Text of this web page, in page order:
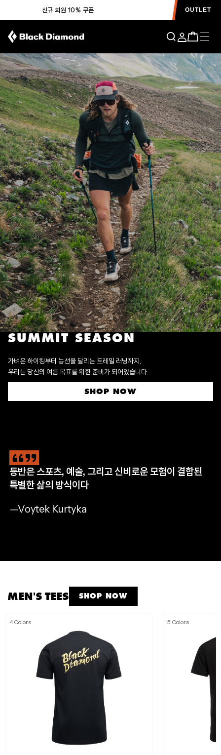
신규 회원 10% 쿠폰 OUTLET
SUMMIT SEASON
가벼운 하이킹부터 능선을 달리는 트레일 러닝까지,
우리는 당신의 여름 목표를 위한 준비가 되어있습니다.
SHOP NOW
등반은 스포츠, 예술, 그리고 신비로운 모험이 결합된
특별한 삶의 방식이다
—Voytek Kurtyka
CLIMB
완등을 위한 필수 장비
SHOP NOW
HIKE
자연으로 나아갈 완벽한 준비
SHOP NOW
RUN
멈추지 않는 산악 트레일 러닝
SHOP NOW
APPAREL
모든 아웃도어 모험을 위해
SHOP MEN'S
MEN'S TEES SHOP NOW
4 Colors 5 Colors